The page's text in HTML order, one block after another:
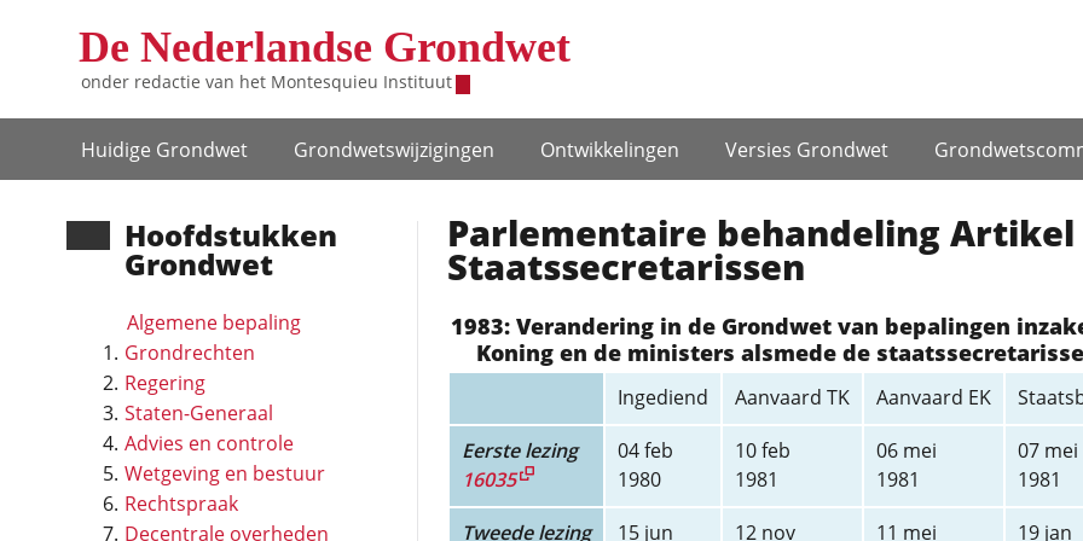
De Nederlandse Grondwet
onder redactie van het Montesquieu Instituut
Hoofdnavigatie
Huidige Grondwet Grondwets­wijzigingen Ontwikke­lingen Versies Grondwet
Hoofd­stukken
Grondwet
Algemene bepaling
Grondrechten
Regering
Staten-Generaal
Advies en controle
Wetgeving en bestuur
Rechtspraak
Decentrale overheden
Parlementaire behandeling Artikel
Staatssecretarissen
1983: Verandering in de Grondwet van bepalingen
Koning en de ministers alsmede de
Ingediend Aanvaard TK Aanvaard EK
Eerste lezing
16035
04 feb
1980
10 feb
1981
06 mei
1981
07 mei
1981
Tweede lezing
15 jun
12 nov
11 mei
19 jan